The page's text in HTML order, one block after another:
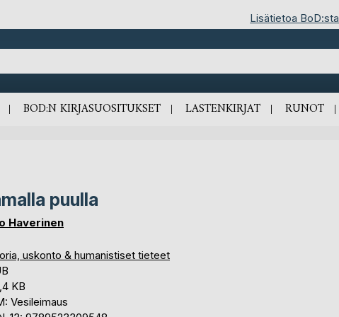
Lisätietoa BoD:sta
BOD:N KIRJASUOSITUKSET LASTENKIRJAT RUNOT
puulla
Haverinen
uskonto & humanistiset tieteet
KB
Vesileimaus